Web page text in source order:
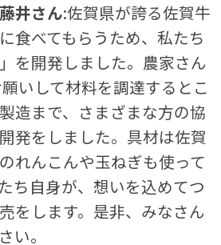
井さん:佐賀県が誇る佐賀牛
食べてもらうため、私たち
を開発しました。農家さん
いして材料を調達するとこ
造まで、さまざまな方の協
発をしました。具材は佐賀
れんこんや玉ねぎも使って
ち自身が、想いを込めてつ
をします。是非、みなさん
い。